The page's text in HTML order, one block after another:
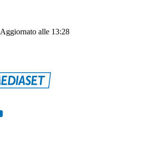
Aggiornato alle 13:28